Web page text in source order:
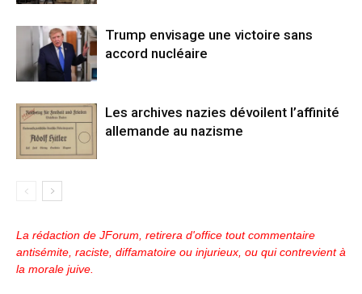
Trump envisage une victoire sans
accord nucléaire
Les archives nazies dévoilent l’affinité
allemande au nazisme
La rédaction de JForum, retirera d'office tout commentaire
antisémite, raciste, diffamatoire ou injurieux, ou qui contrevient à
la morale juive.